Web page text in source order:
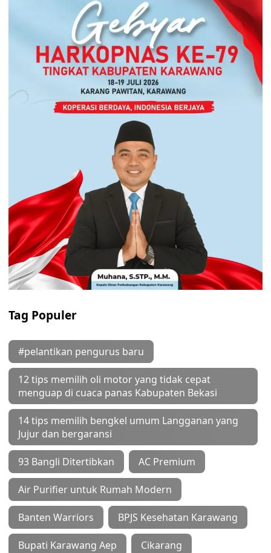
Tag Populer
#pelantikan pengurus baru
12 tips memilih oli motor yang tidak cepat
menguap di cuaca panas Kabupaten Bekasi
14 tips memilih bengkel umum Langganan yang
Jujur dan bergaransi
93 Bangli Ditertibkan AC Premium
Air Purifier untuk Rumah Modern
Banten Warriors BPJS Kesehatan Karawang
Bupati Karawang Aep Cikarang